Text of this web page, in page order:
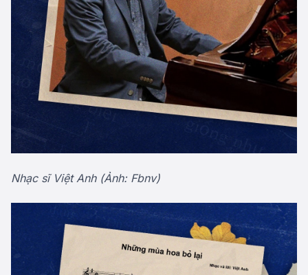
Nhạc sĩ Việt Anh (Ảnh: Fbnv)